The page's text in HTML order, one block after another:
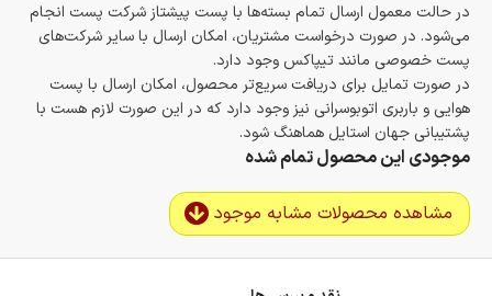
در حالت معمول ارسال تمام بسته‌ها با پست پیشتاز شرکت پست انجام
می‌شود. در صورت درخواست مشتریان، امکان ارسال با سایر شرکت‌های
پست خصوصی مانند تیپاکس وجود دارد.
در صورت تمایل برای دریافت سریع‌تر محصول، امکان ارسال با پست
هوایی و باربری اتوبوسرانی نیز وجود دارد که در این صورت لازم هست با
پشتیبانی جهان استایل هماهنگ شود.
موجودی این محصول تمام شده
مشاهده محصولات مشابه موجود